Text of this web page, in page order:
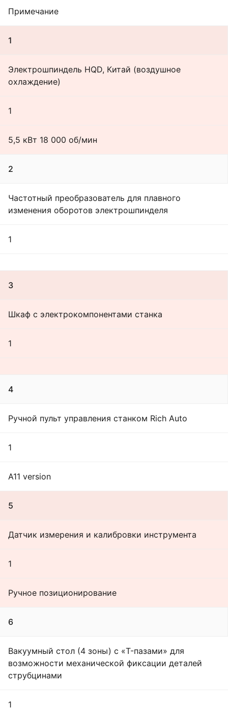
Примечание
1
Электрошпиндель HQD, Китай (воздушное
охлаждение)
1
5,5 кВт 18 000 об/мин
2
Частотный преобразователь для плавного
изменения оборотов электрошпинделя
1
3
Шкаф с электрокомпонентами станка
1
4
Ручной пульт управления станком Rich Auto
1
A11 version
5
Датчик измерения и калибровки инструмента
1
Ручное позиционирование
6
Вакуумный стол (4 зоны) с «T-пазами» для
возможности механической фиксации деталей
струбцинами
1